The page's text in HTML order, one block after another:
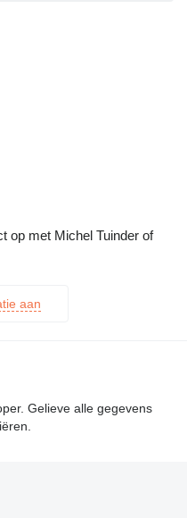
op met Michel Tuinder of
aan
Gelieve alle gegevens